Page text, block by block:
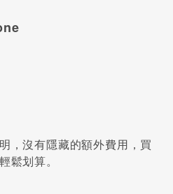
，沒有隱藏的額外費用，買
鬆划算。